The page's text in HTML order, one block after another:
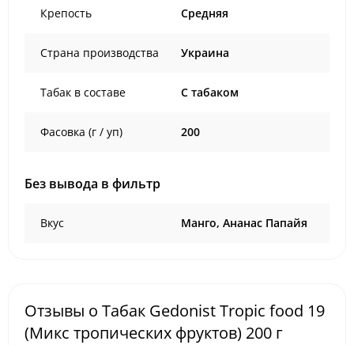
Крепость Средняя
Страна производства Украина
Табак в составе C табаком
Фасовка (г / уп) 200
Без вывода в фильтр
Вкус Манго, Ананас Папайя
Отзывы о Табак Gedonist Tropic food 19
(Микс тропических фруктов) 200 г